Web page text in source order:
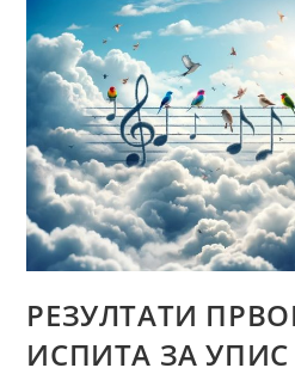
РЕЗУЛТАТИ
ИСПИТА ЗА УПИС